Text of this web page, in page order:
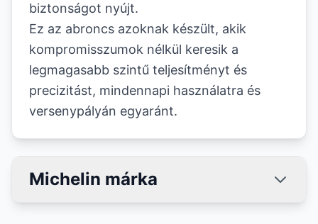
biztonságot nyújt.
Ez az abroncs azoknak készült, akik
kompromisszumok nélkül keresik a
legmagasabb szintű teljesítményt és
precizitást, mindennapi használatra és
versenypályán egyaránt.
Michelin márka